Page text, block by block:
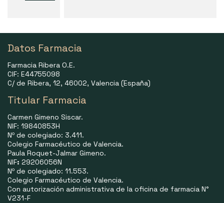
Datos Farmacia
Farmacia Ribera O.E.
CIF: E44755098
C/ de Ribera, 12, 46002, Valencia (España)
Titular Farmacia
Carmen Gimeno Siscar.
NIF: 19840853H
Nº de colegiado: 3.411.
Colegio Farmacéutico de Valencia.
Paula Roquet-Jalmar Gimeno.
NIF: 29206056N
Nº de colegiado: 11.553.
Colegio Farmacéutico de Valencia.
Con autorización administrativa de la oficina de farmacia N°
V231-F